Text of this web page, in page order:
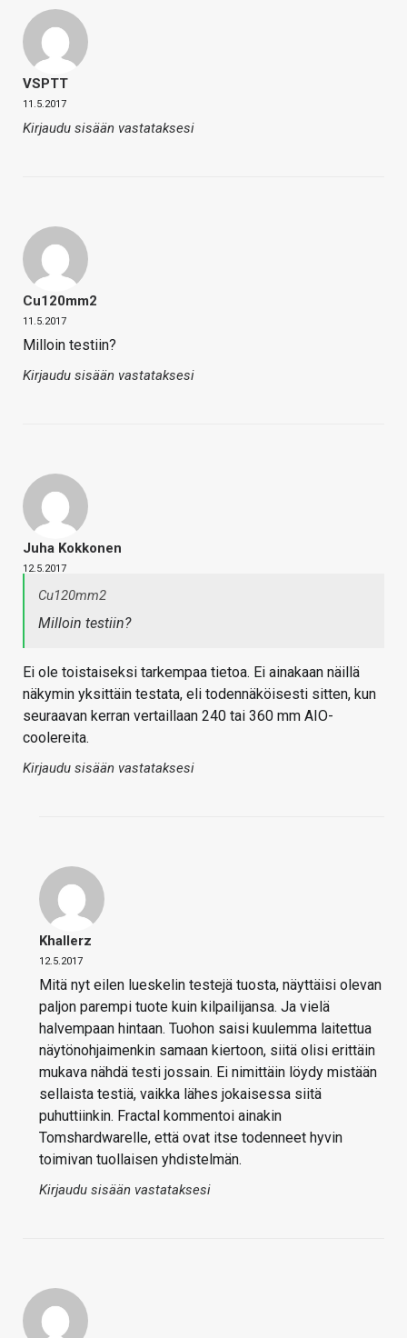
VSPTT
11.5.2017
Kirjaudu sisään vastataksesi
Cu120mm2
11.5.2017
Milloin testiin?
Kirjaudu sisään vastataksesi
Juha Kokkonen
12.5.2017
Cu120mm2
Milloin testiin?
Ei ole toistaiseksi tarkempaa tietoa. Ei ainakaan näillä
näkymin yksittäin testata, eli todennäköisesti sitten, kun
seuraavan kerran vertaillaan 240 tai 360 mm AIO-
coolereita.
Kirjaudu sisään vastataksesi
Khallerz
12.5.2017
Mitä nyt eilen lueskelin testejä tuosta, näyttäisi olevan
paljon parempi tuote kuin kilpailijansa. Ja vielä
halvempaan hintaan. Tuohon saisi kuulemma laitettua
näytönohjaimenkin samaan kiertoon, siitä olisi erittäin
mukava nähdä testi jossain. Ei nimittäin löydy mistään
sellaista testiä, vaikka lähes jokaisessa siitä
puhuttiinkin. Fractal kommentoi ainakin
Tomshardwarelle, että ovat itse todenneet hyvin
toimivan tuollaisen yhdistelmän.
Kirjaudu sisään vastataksesi